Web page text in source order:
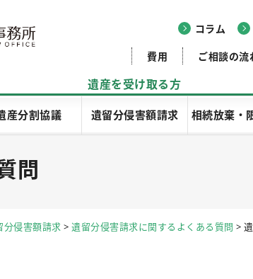
コラム
費用 ご相談の流
遺産を受け取る方
産分割協議 遺留分侵害額請求 相続放棄・
問
分侵害額請求 > 遺留分侵害請求に関するよくある質問 >